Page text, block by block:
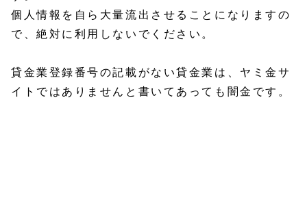
個人情報を自ら大量流出させることになりますの
で、絶対に利用しないでください。
貸金業登録番号の記載がない貸金業は、ヤミ金サ
イトではありませんと書いてあっても闇金です。